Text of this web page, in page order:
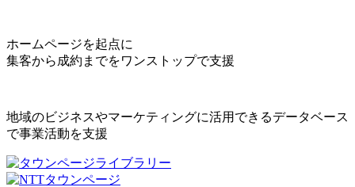
ホームページを起点に
集客から成約までをワンストップで支援
地域のビジネスやマーケティングに活用できるデータベース
で事業活動を支援